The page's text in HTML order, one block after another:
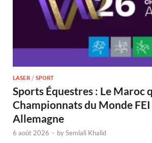
LASER / SPORT
Sports Équestres : Le Maroc
Championnats du Monde
Allemagne
6 août 2026 - bySemlali Khalid